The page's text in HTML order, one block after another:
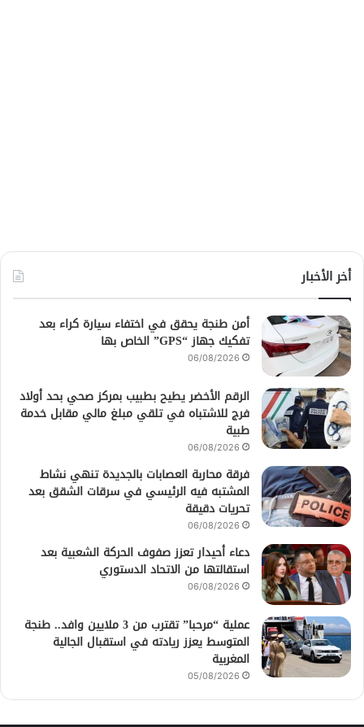
أخر الأخبار
أمن طنجة يحقق في اختفاء سيارة كراء بعد
تفكيك جهاز “GPS” الخاص بها
06/08/2026
الرقم الأخضر يطيح بطبيب بمركز صحي بحد أولاد
فرج للاشتباه في تلقي مبلغ مالي مقابل خدمة
طبية
06/08/2026
فرقة محاربة العصابات بالجديدة تنهي نشاط
المشتبه فيه الرئيسي في سرقات الشقق بعد
تحريات دقيقة
06/08/2026
دعاء أحيدار تعزز صفوف الحركة الشعبية بعد
استقالتها من الاتحاد الدستوري
06/08/2026
عملية “مرحبا” تقترب من 3 ملايين وافد.. طنجة
المتوسط يعزز ريادته في استقبال الجالية
المغربية
05/08/2026